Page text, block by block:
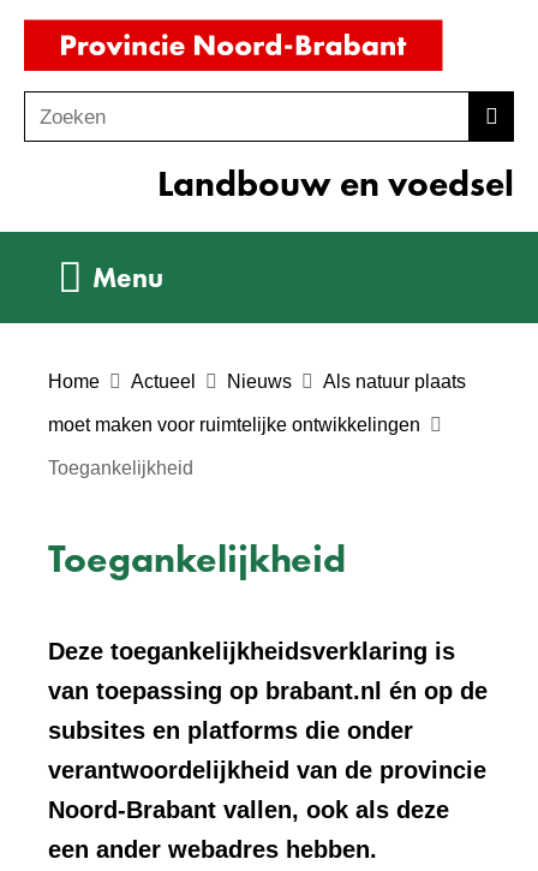
Ga
de
inhoud
o
Zoeken
Landbouw en voedsel
Menu
Home Actueel Nieuws Als natuur plaats
moet maken voor ruimtelijke ontwikkelingen
Toegankelijkheid
Toegankelijkheid
Deze toegankelijkheidsverklaring is
van toepassing op brabant.nl én op de
subsites en platforms die onder
verantwoordelijkheid van de provincie
Noord-Brabant vallen, ook als deze
een ander webadres hebben.